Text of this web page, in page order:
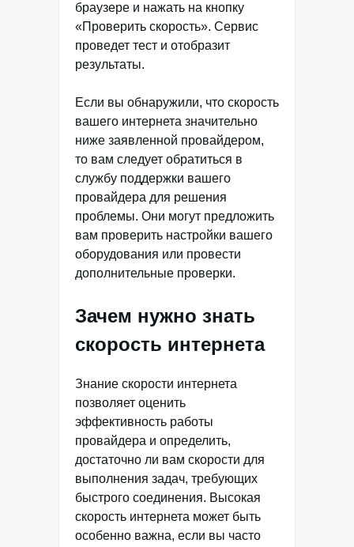
браузере и нажать на кнопку
«Проверить скорость». Сервис
проведет тест и отобразит
результаты.
Если вы обнаружили, что скорость
вашего интернета значительно
ниже заявленной провайдером,
то вам следует обратиться в
службу поддержки вашего
провайдера для решения
проблемы. Они могут предложить
вам проверить настройки вашего
оборудования или провести
дополнительные проверки.
Зачем нужно знать
скорость интернета
Знание скорости интернета
позволяет оценить
эффективность работы
провайдера и определить,
достаточно ли вам скорости для
выполнения задач, требующих
быстрого соединения. Высокая
скорость интернета может быть
особенно важна, если вы часто